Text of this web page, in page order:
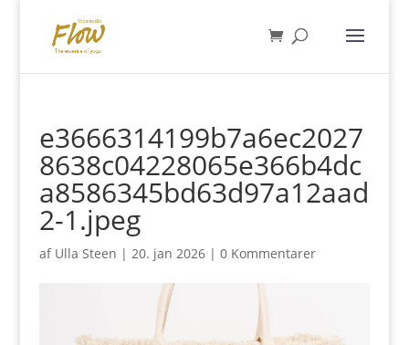
e3666314199b7a6ec2027
8638c04228065e366b4dc
a8586345bd63d97a12aad
2-1.jpeg
af Ulla Steen | 20. jan 2026| 0 Kommentarer